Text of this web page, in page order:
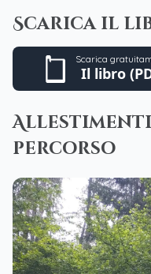
Scarica il
Scarica
Il libro
percorso